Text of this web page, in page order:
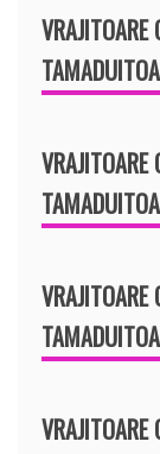
VRAJITOARE
VRAJITOARE
VRAJITOARE
VRAJITOARE